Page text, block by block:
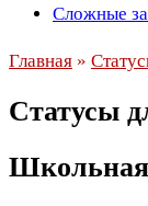
Сложные
Главная »
Статусы
Школьная